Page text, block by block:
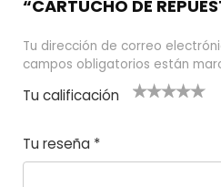
“CARTUCHO DE
Tu dirección de correo
campos obligatorios están
Tu calificación
e
5
las
s
Tu reseña *